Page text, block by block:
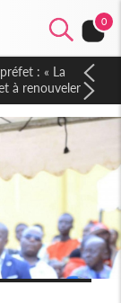
0
: « La
à renouveler
»